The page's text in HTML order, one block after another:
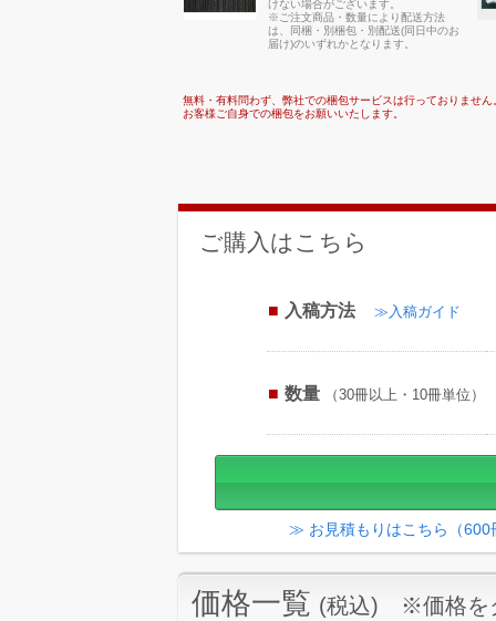
けない場合がございます。
※ご注文商品・数量により配送方法
は、同梱・別梱包・別配送(同日中のお
届け)のいずれかとなります。
無料・有料問わず、弊社での梱包サービスは行っておりません
お客様ご自身での梱包をお願いいたします。
ご購入はこちら
入稿方法 ≫入稿ガイド
数量 （30冊以上・10冊単位）
≫ お見積もりはこちら（600
価格一覧 (税込) ※価格を